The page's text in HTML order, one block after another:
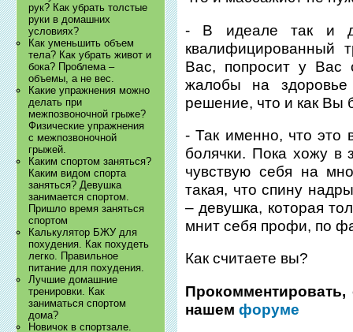
рук? Как убрать толстые
руки в домашних
условиях?
Как уменьшить объем
тела? Как убрать живот и
бока? Проблема –
объемы, а не вес.
Какие упражнения можно
делать при
межпозвоночной грыже?
Физические упражнения
с межпозвоночной
грыжей.
Каким спортом заняться?
Каким видом спорта
заняться? Девушка
занимается спортом.
Пришло время заняться
спортом
Калькулятор БЖУ для
похудения. Как похудеть
легко. Правильное
питание для похудения.
Лучшие домашние
тренировки. Как
заниматься спортом
дома?
Новичок в спортзале.
- В идеале так и
квалифицированный
Вас, попросит у Вас
жалобы на
решение, что и как Вы
- Так именно, что это
болячки. Пока хожу
чувствую себя на
такая, что спину
– девушка, которая
мнит себя профи, по
Как считаете вы?
нашемфоруме